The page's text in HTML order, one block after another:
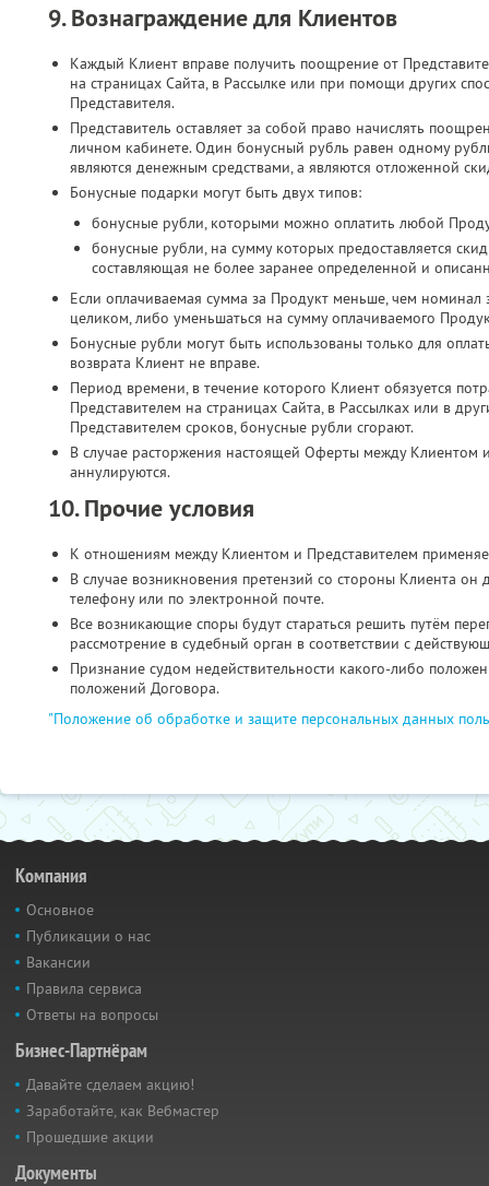
9. Вознаграждение для Клиентов
Каждый Клиент вправе получить поощрение от
на страницах Сайта, в Рассылке или при помощи других
Представителя.
Представитель оставляет за собой право начислять
личном кабинете. Один бонусный рубль равен одному
являются денежным средствами, а являются отложенной
Бонусные подарки могут быть двух типов:
бонусные рубли, которыми можно оплатить любой
бонусные рубли, на сумму которых предоставляется
составляющая не более заранее определенной и
Если оплачиваемая сумма за Продукт меньше, чем
целиком, либо уменьшаться на сумму оплачиваемого
Бонусные рубли могут быть использованы только для
возврата Клиент не вправе.
Период времени, в течение которого Клиент обязуется
Представителем на страницах Сайта, в Рассылках или в
Представителем сроков, бонусные рубли сгорают.
В случае расторжения настоящей Оферты между Клиентом
аннулируются.
10. Прочие условия
К отношениям между Клиентом и Представителем
В случае возникновения претензий со стороны Клиента
телефону или по электронной почте.
Все возникающие споры будут стараться решить путём
рассмотрение в судебный орган в соответствии с
Признание судом недействительности какого-либо
положений Договора.
"Положение об обработке и защите персональных данных
Компания
Основное
Публикации о нас
Вакансии
Правила сервиса
Ответы на вопросы
Бизнес-Партнёрам
Давайте сделаем акцию!
Заработайте, как Вебмастер
Прошедшие акции
Документы